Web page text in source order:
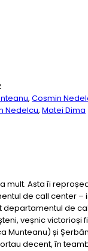
, Cosmin
Nedelcu, Matei Dima
mult. Asta îi
de call center –
de
veșnic victorioși
Munteanu) și
decent, în